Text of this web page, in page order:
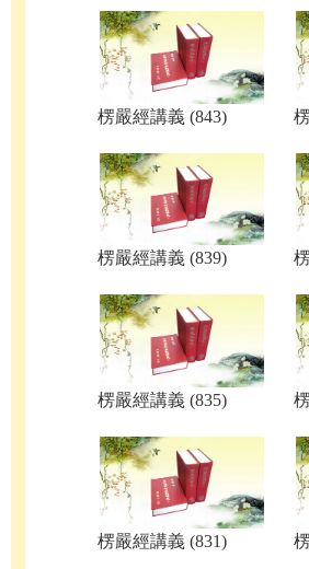
楞嚴經講義 (843)
楞嚴經講義 (839)
楞嚴經講義 (835)
楞嚴經講義 (831)